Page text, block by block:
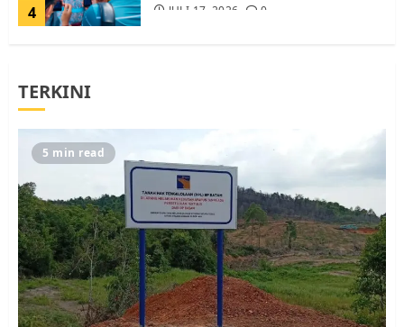
4 JULI 17, 2026 0
5
1
Pemko Batam Tegaskan RT dan
RW bukan Petugas Pendataan
dan Pemungutan Pajak
AGUSTUS 1, 2026 0
TERKINI
5 min read